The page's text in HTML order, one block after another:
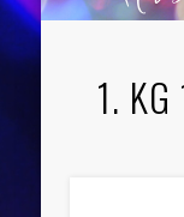
1.